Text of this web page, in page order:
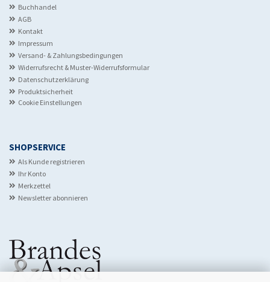
Buchhandel
AGB
Kontakt
Impressum
Versand- & Zahlungsbedingungen
Widerrufsrecht & Muster-Widerrufsformular
Datenschutzerklärung
Produktsicherheit
Cookie Einstellungen
SHOPSERVICE
Als Kunde registrieren
Ihr Konto
Merkzettel
Newsletter abonnieren